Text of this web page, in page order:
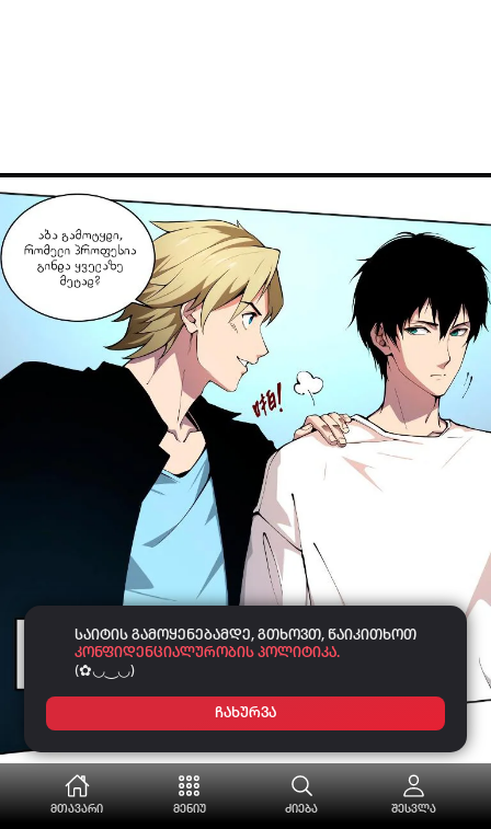
საიტის გამოყენებამდე, გთხოვთ, წაიკითხოთ
კონფიდენციალურობის პოლიტიკა.
(✿◡‿◡)
ჩახურვა
მთავარი მენიუ ძიება შესვლა